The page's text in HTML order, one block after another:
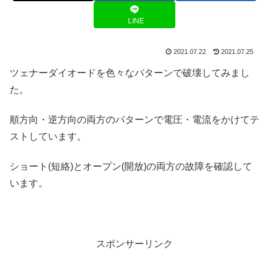
LINE
2021.07.22 2021.07.25
ツェナーダイオードを色々なパターンで破壊してみまし
た。
順方向・逆方向の両方のパターンで電圧・電流をかけてテ
ストしています。
ショート(短絡)とオープン(開放)の両方の故障を確認して
います。
スポンサーリンク